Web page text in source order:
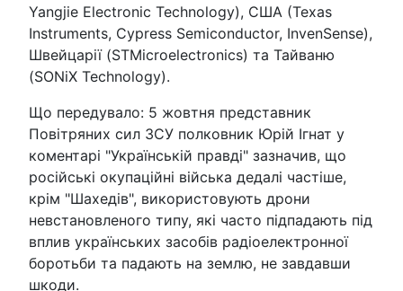
Yangjie Electronic Technology), США (Texas
Instruments, Cypress Semiconductor, InvenSense),
Швейцарії (STMicroelectronics) та Тайваню
(SONiX Technology).
Що передувало: 5 жовтня представник
Повітряних сил ЗСУ полковник Юрій Ігнат у
коментарі "Українській правді" зазначив, що
російські окупаційні війська дедалі частіше,
крім "Шахедів", використовують дрони
невстановленого типу, які часто підпадають під
вплив українських засобів радіоелектронної
боротьби та падають на землю, не завдавши
шкоди.